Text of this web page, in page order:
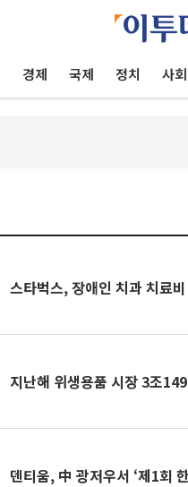
경제 국제 정치 사회
스타벅스, 장애인 치과 치료
지난해 위생용품 시장 3조
덴티움, 中 광저우서 ‘제1회